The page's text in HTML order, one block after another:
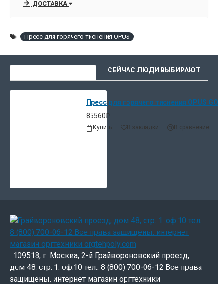
информацию для конкретного документа на обложке.
надписи можно наносить также на каналы Металбинд с
К прессу нужны будут шрифты, фольга и рамки , которые
тоже можно заказать в нашем интернет-магазине
ДОСТАВКА
Пресс для горячего тиснения OPUS
СЕЙЧАС ЛЮДИ ВЫБИРАЮТ
Пресс для горячего тиснения OPUS
85560₽
Купить В закладки В сравнение
109518, г. Москва, 2-й Грайвороновский проезд,
дом 48, стр. 1. оф.10 тел.: 8 (800) 700-06-12 Все права
защищены. интернет магазин оргтехники